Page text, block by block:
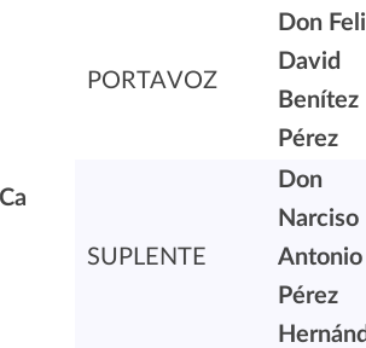
PORTAVOZ
Don
David
Benítez
Pérez
SUPLENTE
Don
Narciso
Antonio
Pérez